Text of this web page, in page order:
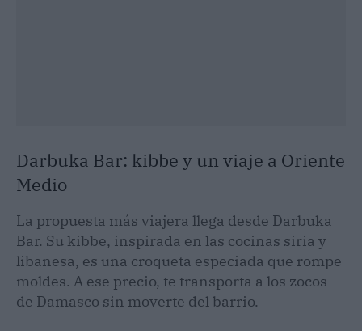
Darbuka Bar: kibbe y un viaje a Oriente
Medio
La propuesta más viajera llega desde Darbuka
Bar. Su kibbe, inspirada en las cocinas siria y
libanesa, es una croqueta especiada que rompe
moldes. A ese precio, te transporta a los zocos
de Damasco sin moverte del barrio.